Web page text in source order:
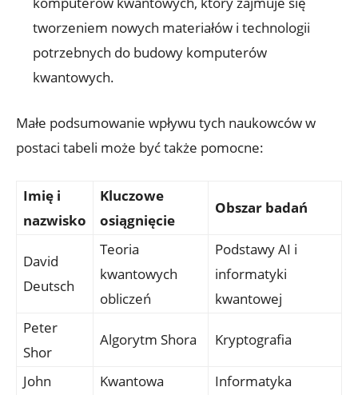
tworzeniem nowych materiałów i technologii
potrzebnych do budowy komputerów
kwantowych.
Małe podsumowanie wpływu tych naukowców w
postaci tabeli może być także pomocne:
Imię i
nazwisko
Kluczowe
osiągnięcie
Obszar badań
David
Deutsch
Teoria
kwantowych
obliczeń
Podstawy AI i
informatyki
kwantowej
Peter
Shor
Algorytm Shora Kryptografia
John
Kwantowa
Informatyka